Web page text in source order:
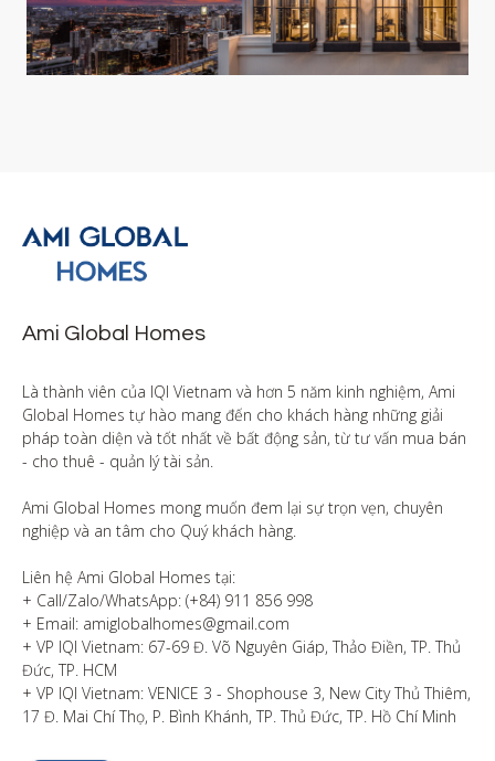
Ami Global Homes
Là thành viên của IQI Vietnam và hơn 5 năm kinh nghiệm, Ami
Global Homes tự hào mang đến cho khách hàng những giải
pháp toàn diện và tốt nhất về bất động sản, từ tư vấn mua bán
- cho thuê - quản lý tài sản.
Ami Global Homes mong muốn đem lại sự trọn vẹn, chuyên
nghiệp và an tâm cho Quý khách hàng.
Liên hệ Ami Global Homes tại:
+ Call/Zalo/WhatsApp: (+84) 911 856 998
+ Email: amiglobalhomes@gmail.com
+ VP IQI Vietnam: 67-69 Đ. Võ Nguyên Giáp, Thảo Điền, TP. Thủ
Đức, TP. HCM
+ VP IQI Vietnam: VENICE 3 - Shophouse 3, New City Thủ Thiêm,
17 Đ. Mai Chí Thọ, P. Bình Khánh, TP. Thủ Đức, TP. Hồ Chí Minh